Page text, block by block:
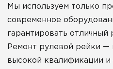
Мы используем только
современное
гарантировать отличный
Ремонт рулевой рейки
высокой квалификации и